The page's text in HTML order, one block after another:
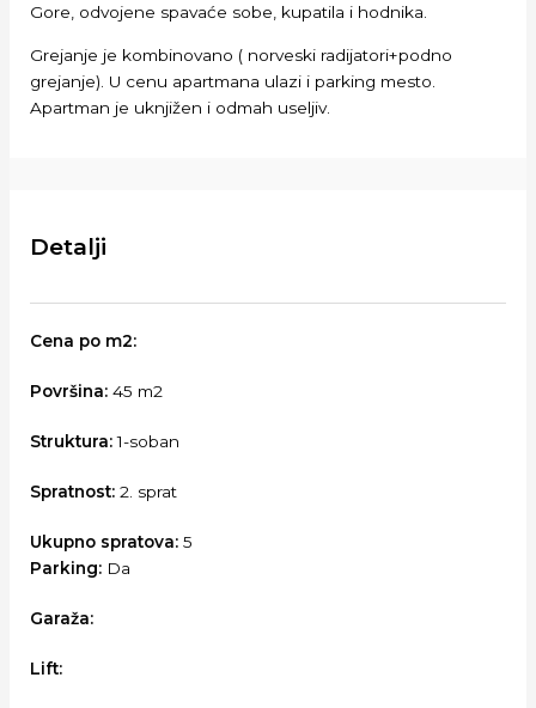
Gore, odvojene spavaće sobe, kupatila i hodnika.
Grejanje je kombinovano ( norveski radijatori+podno
grejanje). U cenu apartmana ulazi i parking mesto.
Apartman je uknjižen i odmah useljiv.
Detalji
Cena po m2:
Površina: 45 m2
Struktura:1-soban
Spratnost: 2. sprat
Ukupno spratova: 5
Parking: Da
Garaža:
Lift: